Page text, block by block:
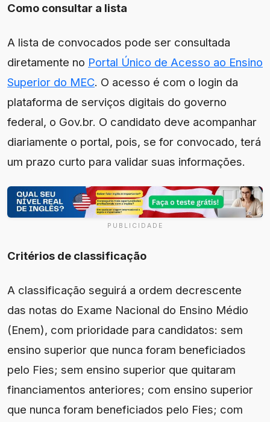
Como consultar a lista
A lista de convocados pode ser consultada
diretamente no Portal Único de Acesso ao Ensino
Superior do MEC. O acesso é com o login da
plataforma de serviços digitais do governo
federal, o Gov.br. O candidato deve acompanhar
diariamente o portal, pois, se for convocado, terá
um prazo curto para validar suas informações.
PUBLICIDADE
Critérios de classificação
A classificação seguirá a ordem decrescente
das notas do Exame Nacional do Ensino Médio
(Enem), com prioridade para candidatos: sem
ensino superior que nunca foram beneficiados
pelo Fies; sem ensino superior que quitaram
financiamentos anteriores; com ensino superior
que nunca foram beneficiados pelo Fies; com